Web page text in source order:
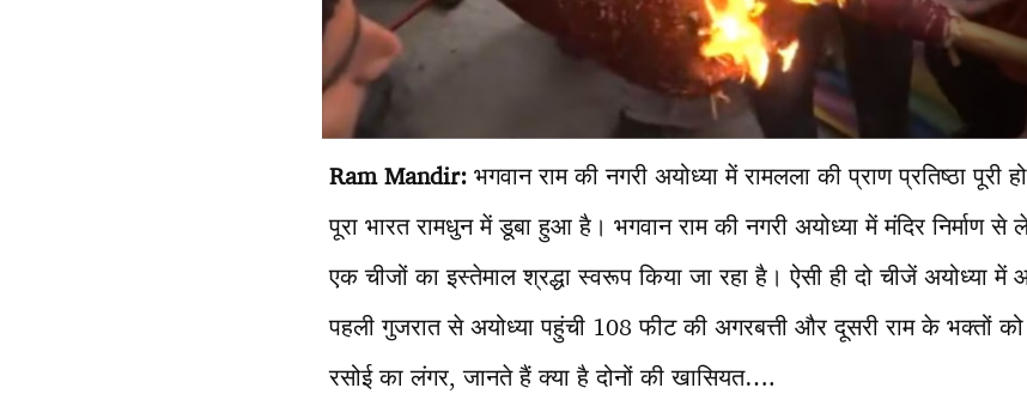
Ram Mandir:भगवान राम की नगरी अयोध्या में रामलला की प्राण प्रतिष्ठा
पूरा भारत रामधुन में डूबा हुआ है। भगवान राम की नगरी अयोध्या में मंदिर निर्माण
एक चीजों का इस्तेमाल श्रद्धा स्वरूप किया जा रहा है। ऐसी ही दो चीजें अयोध्या
पहली गुजरात से अयोध्या पहुंची 108 फीट की अगरबत्ती और दूसरी राम के भक्तों
रसोई का लंगर, जानते हैं क्या है दोनों की खासियत….